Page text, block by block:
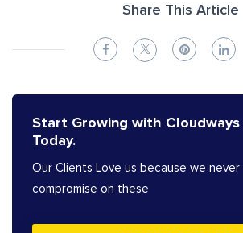
Share This Article
Start Growing with Cloudways
Today.
Our Clients Love us because we never
compromise on these